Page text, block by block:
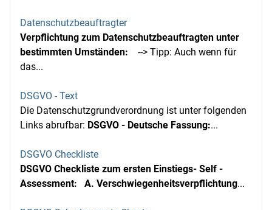
Datenschutzbeauftragter
Verpflichtung zum Datenschutzbeauftragten unter
bestimmten Umständen: --> Tipp: Auch wenn für
das...
DSGVO - Text
Die Datenschutzgrundverordnung ist unter folgenden
Links abrufbar: DSGVO - Deutsche Fassung:...
DSGVO Checkliste
DSGVO Checkliste zum ersten Einstiegs- Self -
Assessment:
A. Verschwiegenheitsverpflichtung...